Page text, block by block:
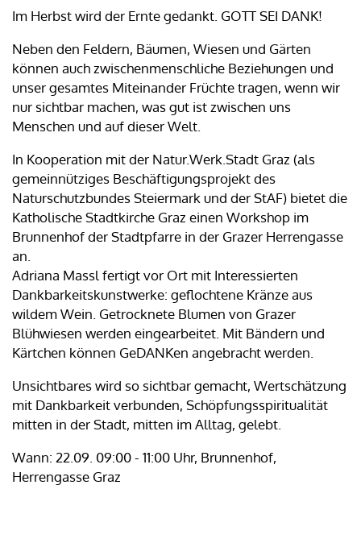
Im Herbst wird der Ernte gedankt. GOTT SEI DANK!
Neben den Feldern, Bäumen, Wiesen und Gärten
können auch zwischenmenschliche Beziehungen und
unser gesamtes Miteinander Früchte tragen, wenn wir
nur sichtbar machen, was gut ist zwischen uns
Menschen und auf dieser Welt.
In Kooperation mit der Natur.Werk.Stadt Graz (als
gemeinnütziges Beschäftigungsprojekt des
Naturschutzbundes Steiermark und der StAF) bietet die
Katholische Stadtkirche Graz einen Workshop im
Brunnenhof der Stadtpfarre in der Grazer Herrengasse
an.
Adriana Massl fertigt vor Ort mit Interessierten
Dankbarkeitskunstwerke: geflochtene Kränze aus
wildem Wein. Getrocknete Blumen von Grazer
Blühwiesen werden eingearbeitet. Mit Bändern und
Kärtchen können GeDANKen angebracht werden.
Unsichtbares wird so sichtbar gemacht, Wertschätzung
mit Dankbarkeit verbunden, Schöpfungsspiritualität
mitten in der Stadt, mitten im Alltag, gelebt.
Wann: 22.09. 09:00 - 11:00 Uhr, Brunnenhof,
Herrengasse Graz